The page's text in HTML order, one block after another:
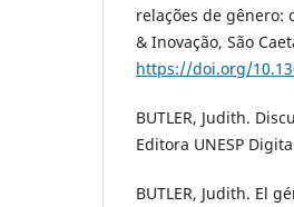
relações de gênero:
& Inovação, São
https://doi.org/
BUTLER, Judith.
Editora UNESP
BUTLER, Judith. El